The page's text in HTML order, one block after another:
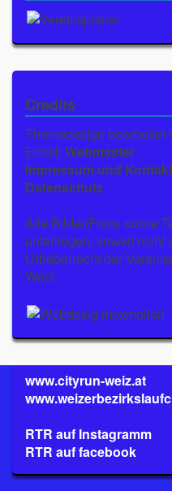
Credits
Themedesign bearbeitet
Email: Webmaster
Impressum und Kontakt
Datenschutz
Alle Bilder/Fotos sowie
unterliegen, soweit nicht
Urheberrecht der
Weiz.
www.cityrun-weiz.at
RTR auf Instagramm
RTR auf facebook